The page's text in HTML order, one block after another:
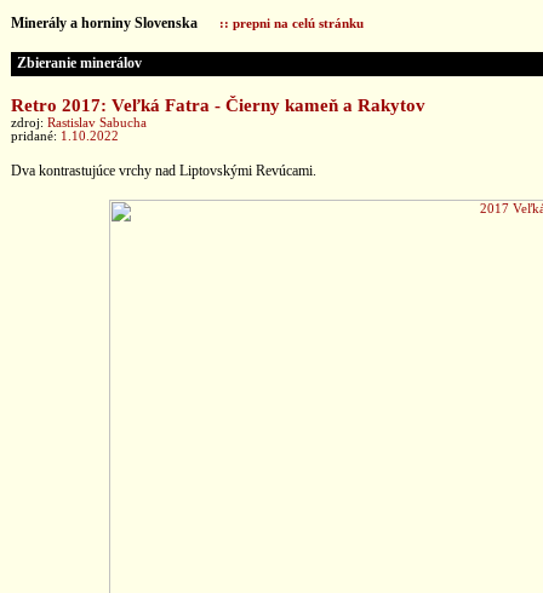
Minerály a horniny Slovenska :: prepni na celú stránku
Zbieranie minerálov
Retro 2017: Veľká Fatra - Čierny kameň a Rakytov
zdroj: Rastislav Sabucha
pridané: 1.10.2022
Dva kontrastujúce vrchy nad Liptovskými Revúcami.